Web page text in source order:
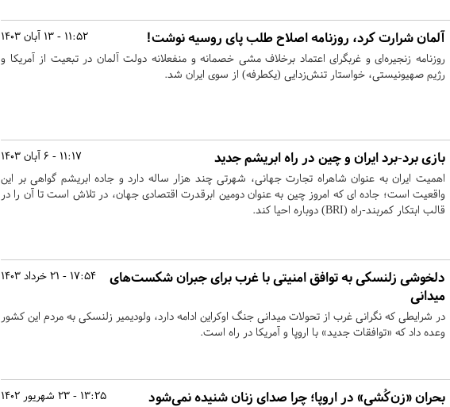
11:52 - 13 آبان 1403 آلمان شرارت کرد، روزنامه اصلاح طلب پای روسیه نوشت!
روزنامه زنجیره‌ای و غربگرای اعتماد برخلاف مشی خصمانه و منفعلانه دولت آلمان در تبعیت از آمریکا و
رژیم صهیونیستی، خواستار تنش‌زدایی (یکطرفه) از سوی ایران شد.
11:17 - 6 آبان 1403 بازی برد-برد ایران و چین در راه ابریشم جدید
اهمیت ایران به عنوان شاهراه تجارت جهانی، شهرتی چند هزار ساله دارد و جاده ابریشم گواهی بر این
واقعیت است؛ جاده ای که امروز چین به عنوان دومین ابرقدرت اقتصادی جهان، در تلاش است تا آن را در
قالب ابتکار کمربند-راه (BRI) دوباره احیا کند.
17:54 - 21 خرداد 1403
دلخوشی زلنسکی به توافق امنیتی با غرب برای جبران شکست‌های
میدانی
در شرایطی که نگرانی غرب از تحولات میدانی جنگ اوکراین ادامه دارد، ولودیمیر زلنسکی به مردم این کشور
وعده داد که «توافقات جدید» با اروپا و آمریکا در راه است.
13:25 - 23 شهریور 1402 بحران «زن‌کُشی» در اروپا؛ چرا صدای زنان شنیده نمی‌شود